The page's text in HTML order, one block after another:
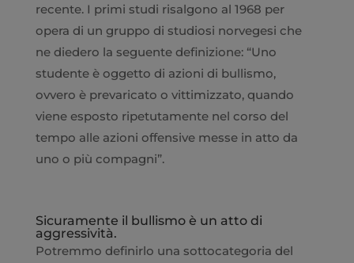
recente. I primi studi risalgono al 1968 per
opera di un gruppo di studiosi norvegesi che
ne diedero la seguente definizione: “Uno
studente è oggetto di azioni di bullismo,
ovvero è prevaricato o vittimizzato, quando
viene esposto ripetutamente nel corso del
tempo alle azioni offensive messe in atto da
uno o più compagni”.
Sicuramente il bullismo è un atto di
aggressività.
Potremmo definirlo una sottocategoria del